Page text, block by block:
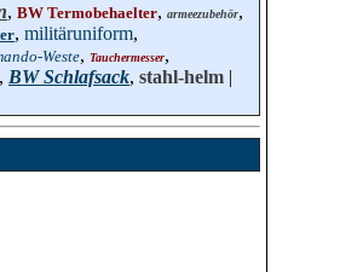
, BW Termobehaelter, armeezubehör,
, militäruniform,
Weste, Tauchermesser,
, BW Schlafsack, stahl-helm |